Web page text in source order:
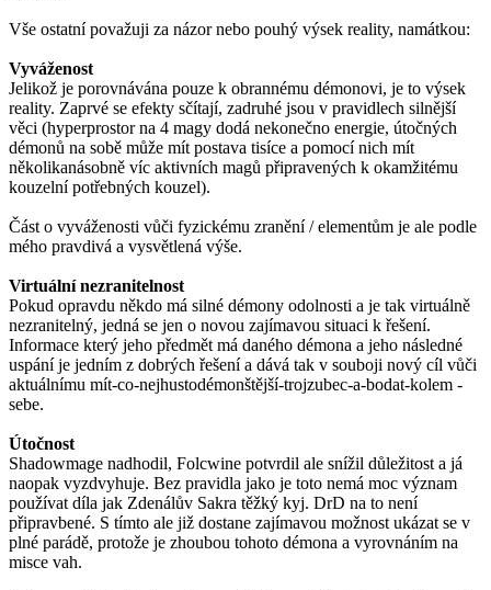
Vše ostatní považuji za názor nebo pouhý výsek reality, namátkou:
Vyváženost
Jelikož je porovnávána pouze k obrannému démonovi, je to výsek
reality. Zaprvé se efekty sčítají, zadruhé jsou v pravidlech silnější
věci (hyperprostor na 4 magy dodá nekonečno energie, útočných
démonů na sobě může mít postava tisíce a pomocí nich mít
několikanásobně víc aktivních magů připravených k okamžitému
kouzelní potřebných kouzel).
Část o vyváženosti vůči fyzickému zranění / elementům je ale podle
mého pravdivá a vysvětlená výše.
Virtuální nezranitelnost
Pokud opravdu někdo má silné démony odolnosti a je tak virtuálně
nezranitelný, jedná se jen o novou zajímavou situaci k řešení.
Informace který jeho předmět má daného démona a jeho následné
uspání je jedním z dobrých řešení a dává tak v souboji nový cíl vůči
aktuálnímu mít-co-nejhustodémonštější-trojzubec-a-bodat-kolem -
sebe.
Útočnost
Shadowmage nadhodil, Folcwine potvrdil ale snížil důležitost a já
naopak vyzdvyhuje. Bez pravidla jako je toto nemá moc význam
používat díla jak Zdenálův Sakra těžký kyj. DrD na to není
připravbené. S tímto ale již dostane zajímavou možnost ukázat se v
plné parádě, protože je zhoubou tohoto démona a vyrovnáním na
misce vah.